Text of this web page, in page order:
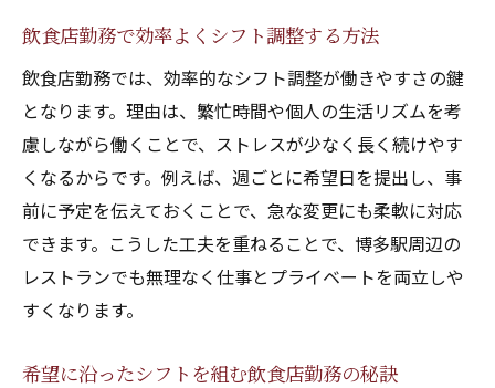
飲食店勤務で効率よくシフト調整する方法
飲食店勤務では、効率的なシフト調整が働きやすさの鍵
となります。理由は、繁忙時間や個人の生活リズムを考
慮しながら働くことで、ストレスが少なく長く続けやす
くなるからです。例えば、週ごとに希望日を提出し、事
前に予定を伝えておくことで、急な変更にも柔軟に対応
できます。こうした工夫を重ねることで、博多駅周辺の
レストランでも無理なく仕事とプライベートを両立しや
すくなります。
希望に沿ったシフトを組む飲食店勤務の秘訣